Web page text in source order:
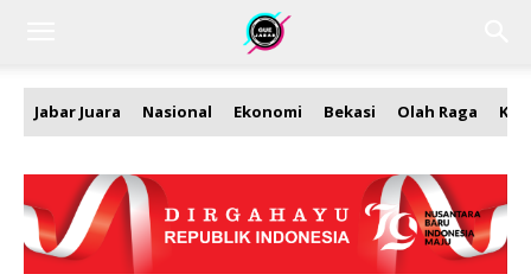
Jabar Juara Nasional Ekonomi Bekasi Olah Raga